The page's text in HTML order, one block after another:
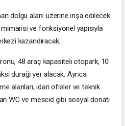
dolgu alanı üzerine inşa edilecek
ve fonksiyonel yapısıyla
kazandıracak.
48 araç kapasiteli otopark, 10
durağı yer alacak. Ayrıca
alanları, idari ofisler ve teknik
WC ve mescid gibi sosyal donatı